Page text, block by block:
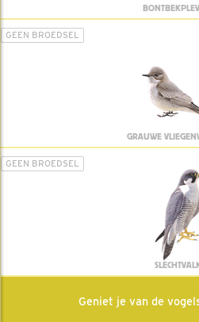
GEEN BROEDSEL
GRAUWE
GEEN BROEDSEL
Geniet je van de